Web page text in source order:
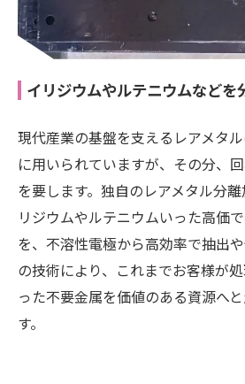
イリジウムやルテニウムなどを
現代産業の基盤を支えるレアメタ
に用いられていますが、その分、
を要します。独自のレアメタル分
リジウムやルテニウムいった高価
を、不溶性電極から高効率で抽出
の技術により、これまでお客様が
った不要金属を価値のある資源へ
す。
お問い合わせはこ